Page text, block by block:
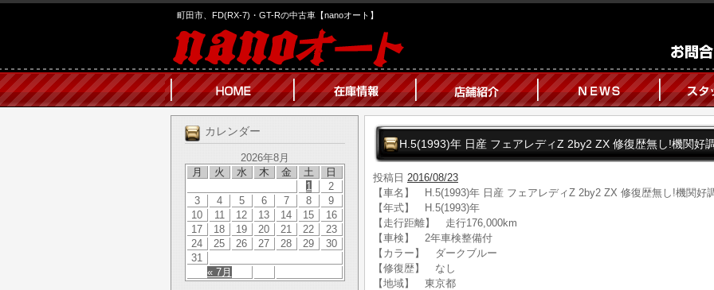
町田市、FD(RX-7)・GT-Rの中古車【nanoオート】
カレンダー
2026年8月
月
火 水 木 金 土 日
« 7月
1
2
3
4 5 6 7 8
9
10
11 12 13 14 15
16
17
18 19 20 21 22
23
24
25 26 27 28 29
30
31
H.5(1993)年 日産 フェアレディZ 2by2 ZX 修復歴無し!機関好
投稿日 2016/08/23
【車名】 H.5(1993)年 日産 フェアレディZ 2by2 ZX 修復歴無し!機関好
【年式】 H.5(1993)年
【走行距離】 走行176,000km
【車検】 2年車検整備付
【カラー】 ダークブルー
【修復歴】 なし
【地域】 東京都